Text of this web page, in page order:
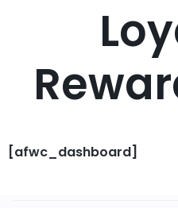
[afwc_dashboard]